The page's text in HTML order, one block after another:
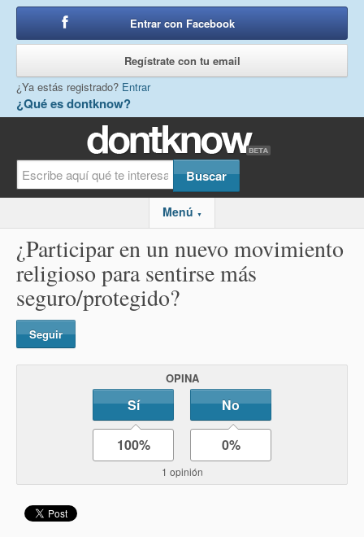
¿Qué es dontknow?
Entrar con Facebook
Regístrate con tu email
¿Ya estás registrado? Entrar
Menú ▼
¿Participar en un nuevo movimiento
religioso para sentirse más
seguro/protegido?
Seguir
OPINA
Sí No
100% 0%
1 opinión